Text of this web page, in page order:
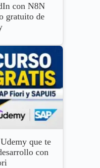
con N8N
gratuito de
que te
con